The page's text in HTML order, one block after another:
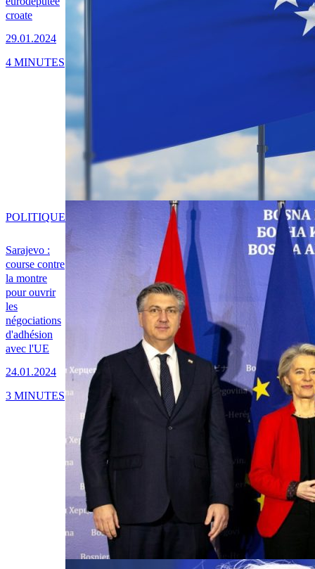
croate
29.01.2024
4 MINUTES
Sarajevo :
course contre
la montre
pour ouvrir
les
négociations
d'adhésion
avec l'UE
24.01.2024
POLITIQUE
3 MINUTES